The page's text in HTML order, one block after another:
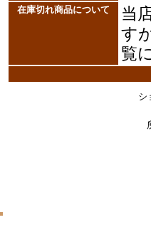
在庫切れ商品について
当
す
覧
シ